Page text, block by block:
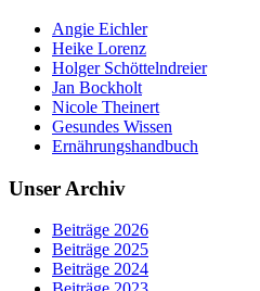
Angie Eichler
Heike Lorenz
Holger Schöttelndreier
Jan Bockholt
Nicole Theinert
Gesundes Wissen
Ernährungshandbuch
Unser Archiv
Beiträge 2026
Beiträge 2025
Beiträge 2024